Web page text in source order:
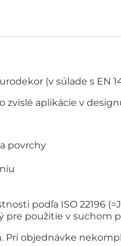
(v súlade s EN
zvislé aplikácie v
povrchy
podľa ISO 22196
pre použitie v suchom
objednávke